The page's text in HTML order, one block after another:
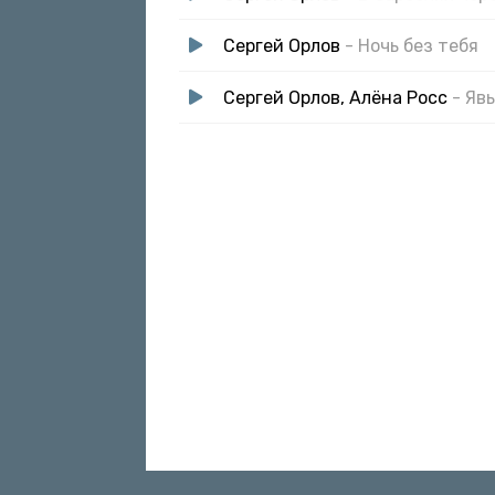
Сергей Орлов - Ночь без тебя
Сергей Орлов, Алёна Росс -